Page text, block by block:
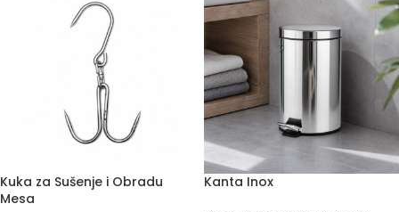
Kuka za Sušenje i Obradu
Mesa
Kanta Inox